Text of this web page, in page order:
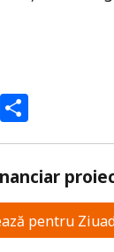
WhatsApp
pentru